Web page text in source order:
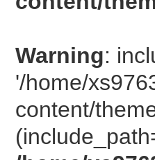
Warning:
'/home/
content/